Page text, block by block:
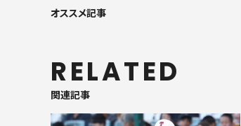
オススメ記事
RELATED
関連記事